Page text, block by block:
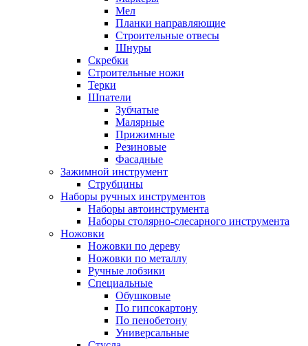
Мел
Планки направляющие
Строительные отвесы
Шнуры
Скребки
Строительные ножи
Терки
Шпатели
Зубчатые
Малярные
Прижимные
Резиновые
Фасадные
Зажимной инструмент
Струбцины
Наборы ручных инструментов
Наборы автоинструмента
Наборы столярно-слесарного инструмента
Ножовки
Ножовки по дереву
Ножовки по металлу
Ручные лобзики
Специальные
Обушковые
По гипсокартону
По пенобетону
Универсальные